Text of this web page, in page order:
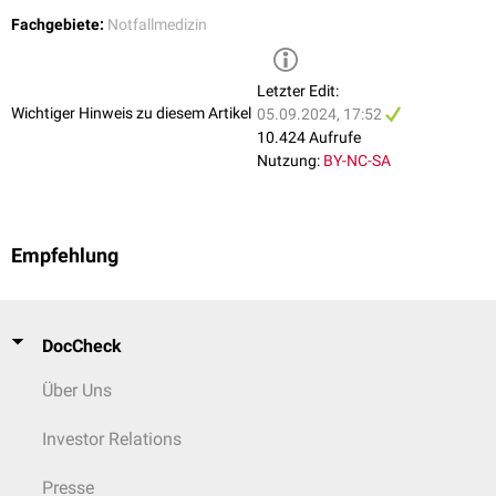
Fachgebiete: Notfallmedizin
Wichtiger Hinweis zu diesem Artikel
Letzter Edit:
05.09.2024, 17:52
10.424 Aufrufe
Nutzung: BY-NC-SA
Empfehlung
DocCheck
Über Uns
Investor Relations
Presse